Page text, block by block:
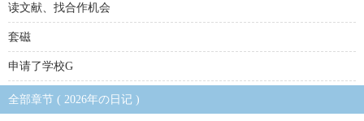
读文献、找合作机会
套磁
申请了学校G
全部章节 ( 2026年の日记 )